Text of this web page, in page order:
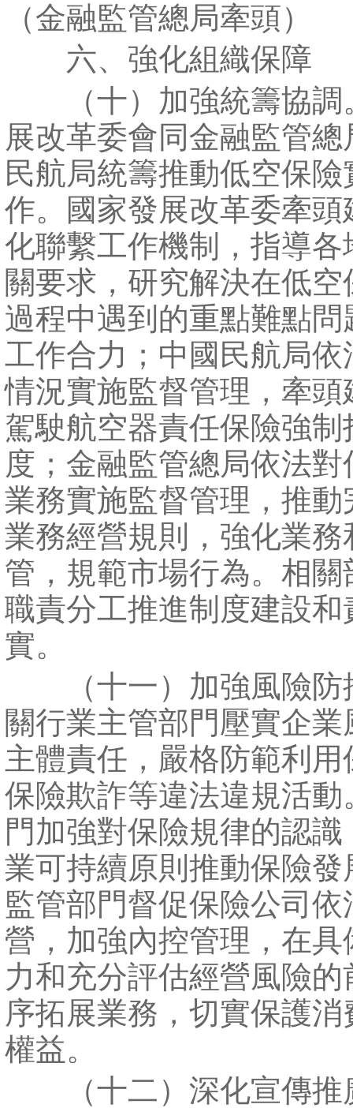
（金融監管總局牽頭）
六、強化組織保障
（十）加強統籌協調
展改革委會同金融監管總
民航局統籌推動低空保險
作。國家發展改革委牽頭
化聯繫工作機制，指導各
關要求，研究解決在低空
過程中遇到的重點難點問
工作合力；中國民航局依
情況實施監督管理，牽頭
駕駛航空器責任保險強制
度；金融監管總局依法對
業務實施監督管理，推動
業務經營規則，強化業務
管，規範市場行為。相關
職責分工推進制度建設和
實。
（十一）加強風險防
關行業主管部門壓實企業
主體責任，嚴格防範利用
保險欺詐等違法違規活動
門加強對保險規律的認識
業可持續原則推動保險發
監管部門督促保險公司依
營，加強內控管理，在具
力和充分評估經營風險的
序拓展業務，切實保護消
權益。
（十二）深化宣傳推